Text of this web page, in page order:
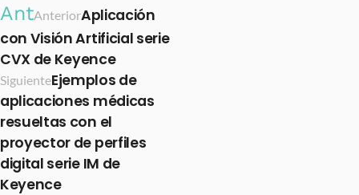
AntAnteriorAplicación
con Visión Artificial serie
CVX de Keyence
SiguienteEjemplos de
aplicaciones médicas
resueltas con el
proyector de perfiles
digital serie IM de
Keyence